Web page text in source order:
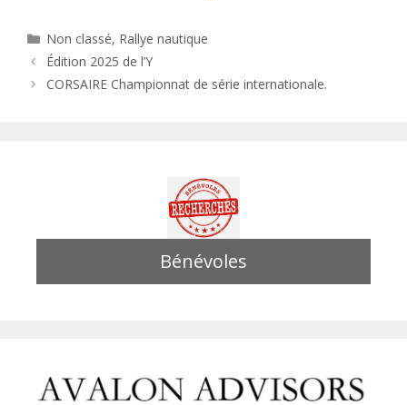
Catégories
Non classé, Rallye nautique
Édition 2025 de l’Y
CORSAIRE Championnat de série internationale.
Bénévoles